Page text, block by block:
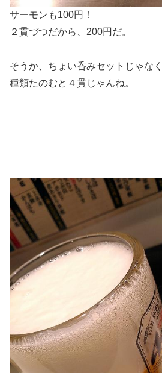
サーモンも100円！
２貫づつだから、200円だ。
そうか、ちょい呑みセットじゃな
種類たのむと４貫じゃんね。